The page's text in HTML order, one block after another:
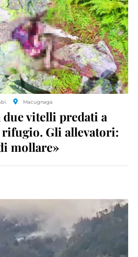
Macugnaga
due vitelli predati a
Gli allevatori:
mollare»